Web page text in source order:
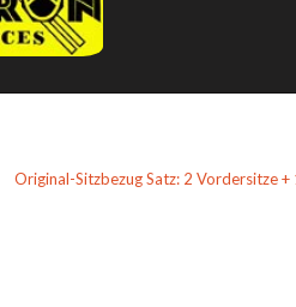
Original-Sitzbezug Satz: 2 Vordersitze